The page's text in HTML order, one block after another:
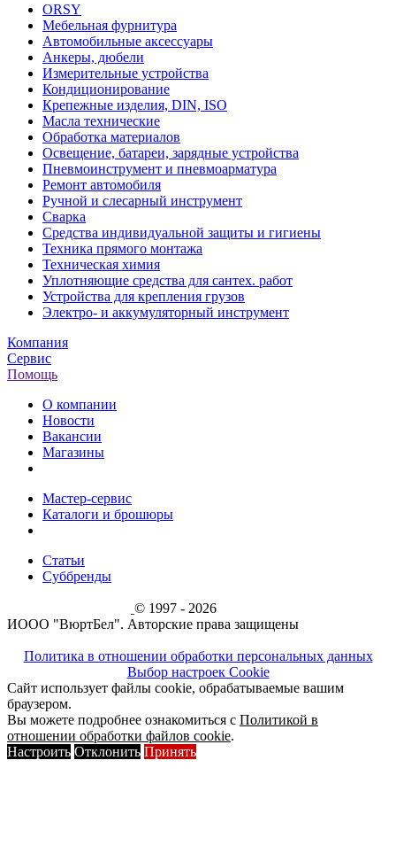
ORSY
Мебельная фурнитура
Автомобильные аксессуары
Анкеры, дюбели
Измерительные устройства
Кондиционирование
Крепежные изделия, DIN, ISO
Масла технические
Обработка материалов
Освещение, батареи, зарядные устройства
Пневмоинструмент и пневмоарматура
Ремонт автомобиля
Ручной и слесарный инструмент
Сварка
Средства индивидуальной защиты и гигиены
Техника прямого монтажа
Техническая химия
Уплотняющие средства для сантех. работ
Устройства для крепления грузов
Электро- и аккумуляторный инструмент
Компания
Сервис
Помощь
О компании
Новости
Вакансии
Магазины
Мастер-сервис
Каталоги и брошюры
Статьи
Суббренды
© 1997 - 2026
ИООО "ВюртБел". Авторские права защищены
Политика в отношении обработки персональных данных
Выбор настроек Cookie
Сайт использует файлы cookie, обрабатываемые вашим
браузером.
Вы можете подробнее ознакомиться с Политикой в
отношении обработки файлов cookie.
Настроить Отклонить Принять